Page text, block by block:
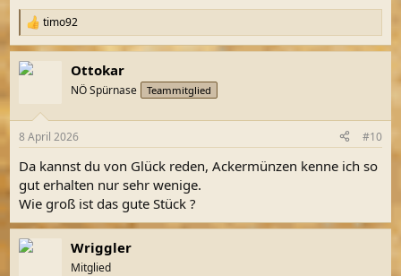
R
e
a
k
e
:
timo92
Ottokar
NÖ Spürnase Teammitglied
8 April 2026 #10
Da kannst du von Glück reden, Ackermünzen kenne ich so
gut erhalten nur sehr wenige.
Wie groß ist das gute Stück ?
Wriggler
Mitglied